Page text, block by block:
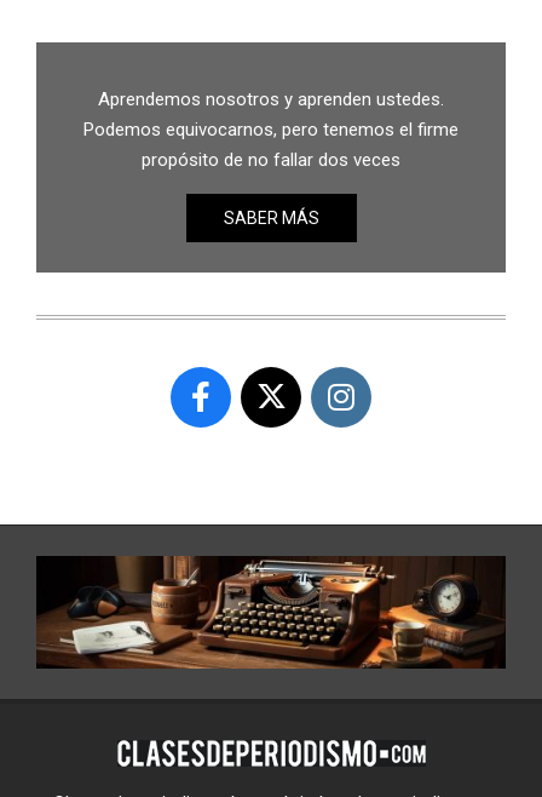
Aprendemos nosotros y aprenden ustedes.
Podemos equivocarnos, pero tenemos el firme
propósito de no fallar dos veces
SABER MÁS